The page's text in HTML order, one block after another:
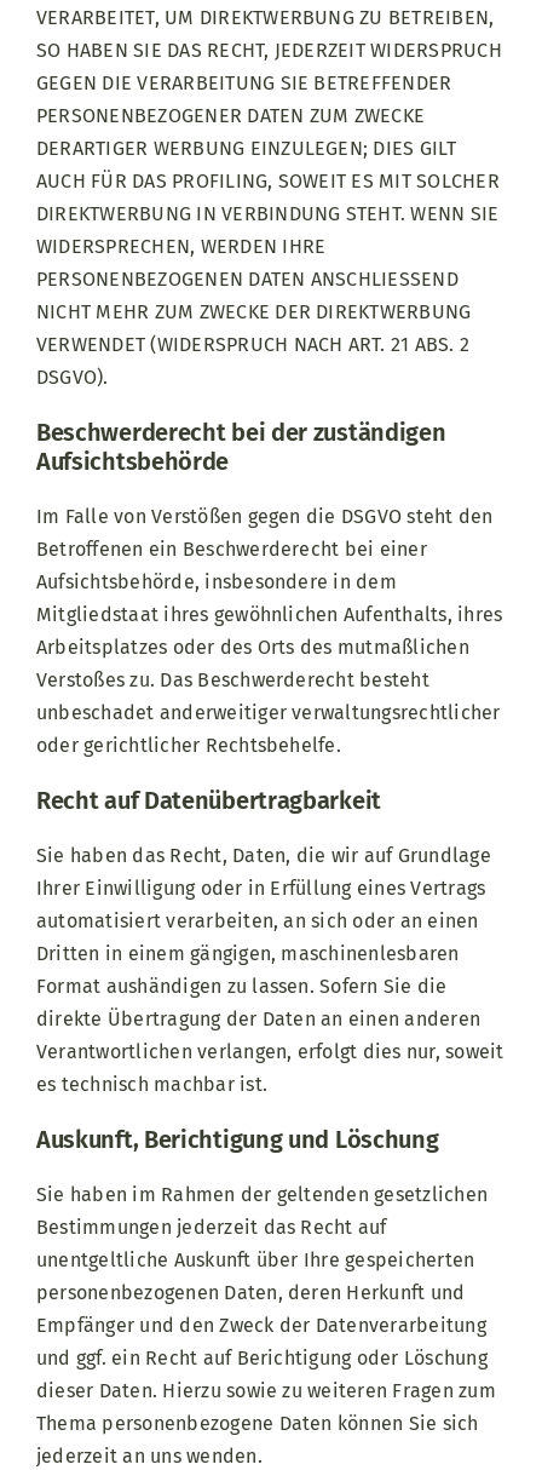
VERARBEITET, UM DIREKTWERBUNG ZU BETREIBEN,
SO HABEN SIE DAS RECHT, JEDERZEIT WIDERSPRUCH
GEGEN DIE VERARBEITUNG SIE BETREFFENDER
PERSONENBEZOGENER DATEN ZUM ZWECKE
DERARTIGER WERBUNG EINZULEGEN; DIES GILT
AUCH FÜR DAS PROFILING, SOWEIT ES MIT SOLCHER
DIREKTWERBUNG IN VERBINDUNG STEHT. WENN SIE
WIDERSPRECHEN, WERDEN IHRE
PERSONENBEZOGENEN DATEN ANSCHLIESSEND
NICHT MEHR ZUM ZWECKE DER DIREKTWERBUNG
VERWENDET (WIDERSPRUCH NACH ART. 21 ABS. 2
DSGVO).
Beschwerde­recht bei der zuständigen
Aufsichts­behörde
Im Falle von Verstößen gegen die DSGVO steht den
Betroffenen ein Beschwerderecht bei einer
Aufsichtsbehörde, insbesondere in dem
Mitgliedstaat ihres gewöhnlichen Aufenthalts, ihres
Arbeitsplatzes oder des Orts des mutmaßlichen
Verstoßes zu. Das Beschwerderecht besteht
unbeschadet anderweitiger verwaltungsrechtlicher
oder gerichtlicher Rechtsbehelfe.
Recht auf Daten­übertrag­barkeit
Sie haben das Recht, Daten, die wir auf Grundlage
Ihrer Einwilligung oder in Erfüllung eines Vertrags
automatisiert verarbeiten, an sich oder an einen
Dritten in einem gängigen, maschinenlesbaren
Format aushändigen zu lassen. Sofern Sie die
direkte Übertragung der Daten an einen anderen
Verantwortlichen verlangen, erfolgt dies nur, soweit
es technisch machbar ist.
Auskunft, Berichtigung und Löschung
Sie haben im Rahmen der geltenden gesetzlichen
Bestimmungen jederzeit das Recht auf
unentgeltliche Auskunft über Ihre gespeicherten
personenbezogenen Daten, deren Herkunft und
Empfänger und den Zweck der Datenverarbeitung
und ggf. ein Recht auf Berichtigung oder Löschung
dieser Daten. Hierzu sowie zu weiteren Fragen zum
Thema personenbezogene Daten können Sie sich
jederzeit an uns wenden.